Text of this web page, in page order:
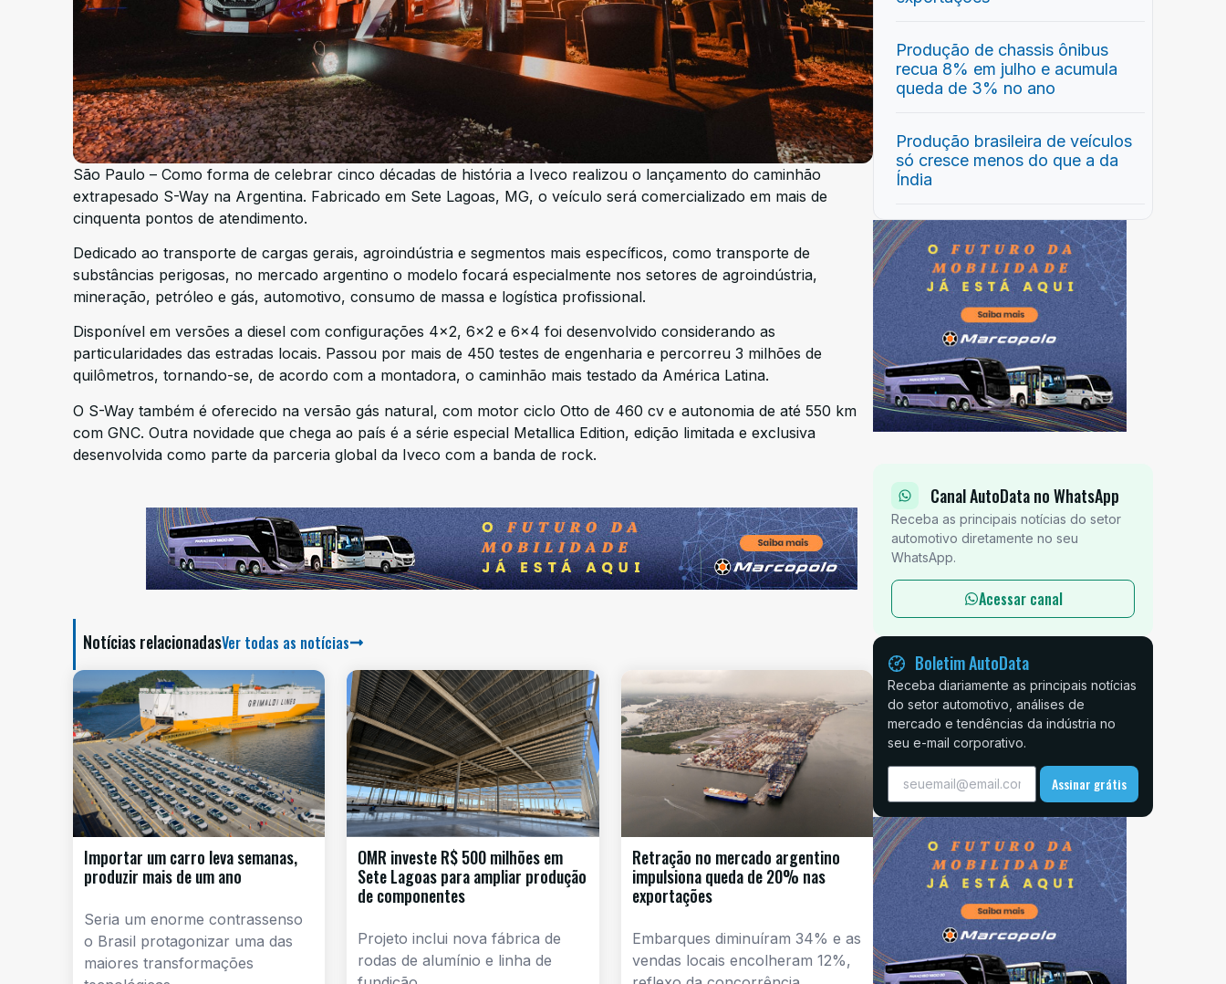
São Paulo – Como forma de celebrar cinco décadas de história a Iveco realizou o lançamento do caminhão
extrapesado S-Way na Argentina. Fabricado em Sete Lagoas, MG, o veículo será comercializado em mais de
cinquenta pontos de atendimento.
Dedicado ao transporte de cargas gerais, agroindústria e segmentos mais específicos, como transporte de
substâncias perigosas, no mercado argentino o modelo focará especialmente nos setores de agroindústria,
mineração, petróleo e gás, automotivo, consumo de massa e logística profissional.
Disponível em versões a diesel com configurações 4×2, 6×2 e 6×4 foi desenvolvido considerando as
particularidades das estradas locais. Passou por mais de 450 testes de engenharia e percorreu 3 milhões de
quilômetros, tornando-se, de acordo com a montadora, o caminhão mais testado da América Latina.
O S-Way também é oferecido na versão gás natural, com motor ciclo Otto de 460 cv e autonomia de até 550 km
com GNC. Outra novidade que chega ao país é a série especial Metallica Edition, edição limitada e exclusiva
desenvolvida como parte da parceria global da Iveco com a banda de rock.
Notícias relacionadasVer todas as notícias
Importar um carro leva semanas,
produzir mais de um ano
Seria um enorme contrassenso
o Brasil protagonizar uma das
maiores transformações
OMR investe R$ 500 milhões em
Sete Lagoas para ampliar produção
de componentes
Projeto inclui nova fábrica de
rodas de alumínio e linha de
Retração no mercado argentino
impulsiona queda de 20% nas
exportações
Embarques diminuíram 34% e as
vendas locais encolheram 12%,
Produção de chassis ônibus
recua 8% em julho e acumula
queda de 3% no ano
Produção brasileira de veículos
só cresce menos do que a da
Índia
Canal AutoData no WhatsApp
Receba as principais notícias do setor
automotivo diretamente no seu
WhatsApp.
Acessar canal
Boletim AutoData
Receba diariamente as principais notícias
do setor automotivo, análises de
mercado e tendências da indústria no
seu e-mail corporativo.
Assinar grátis